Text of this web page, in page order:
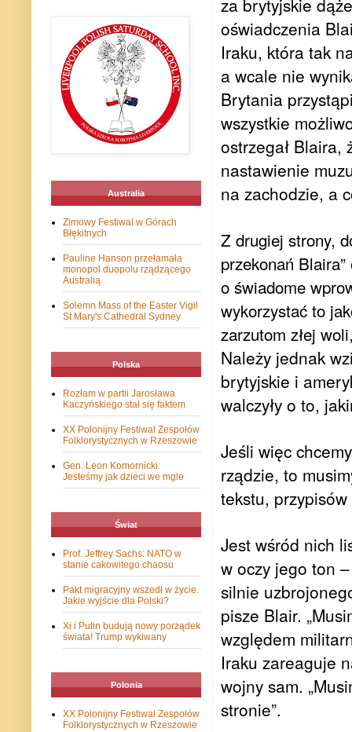
za brytyjskie
oświadczenia
Iraku, która tak
a wcale nie
Brytania
wszystkie
ostrzegał Blaira,
nastawienie
na zachodzie, a
Z drugiej strony,
przekonań
o świadome
wykorzystać to
zarzutom złej
Należy jednak
brytyjskie i
walczyły o to,
Jeśli więc
rządzie, to
tekstu,
Jest wśród nich
w oczy jego ton
silnie
pisze Blair.
względem
Iraku zareaguje
wojny sam.
stronie”.
Australia
Zimowy Festiwal w Górach
Błękitnych
Pauline Hanson przełamała
monopol duopolu rządzącego
Australią
Solemn Mass of the Easter Vigil
St Mary's Cathedral Sydney
Polska
Rozłam w partii Jarosława
Kaczyńskiego stał się faktem
XX Polonijny Festiwal Zespołów
Folklorystycznych w Rzeszowie
Gen. Leon Komornicki:
Jesteśmy jak dzieci we mgle
Świat
Prof. Jeffrey Sachs: NATO w
stanie cakowitego chaosu
Pakt migracyjny wszedł w życie.
Jakie wyjście dla Polski?
Xi i Putin budują nowy porządek
świata! Trump wykiwany
Polonia
XX Polonijny Festiwal Zespołów
Folklorystycznych w Rzeszowie